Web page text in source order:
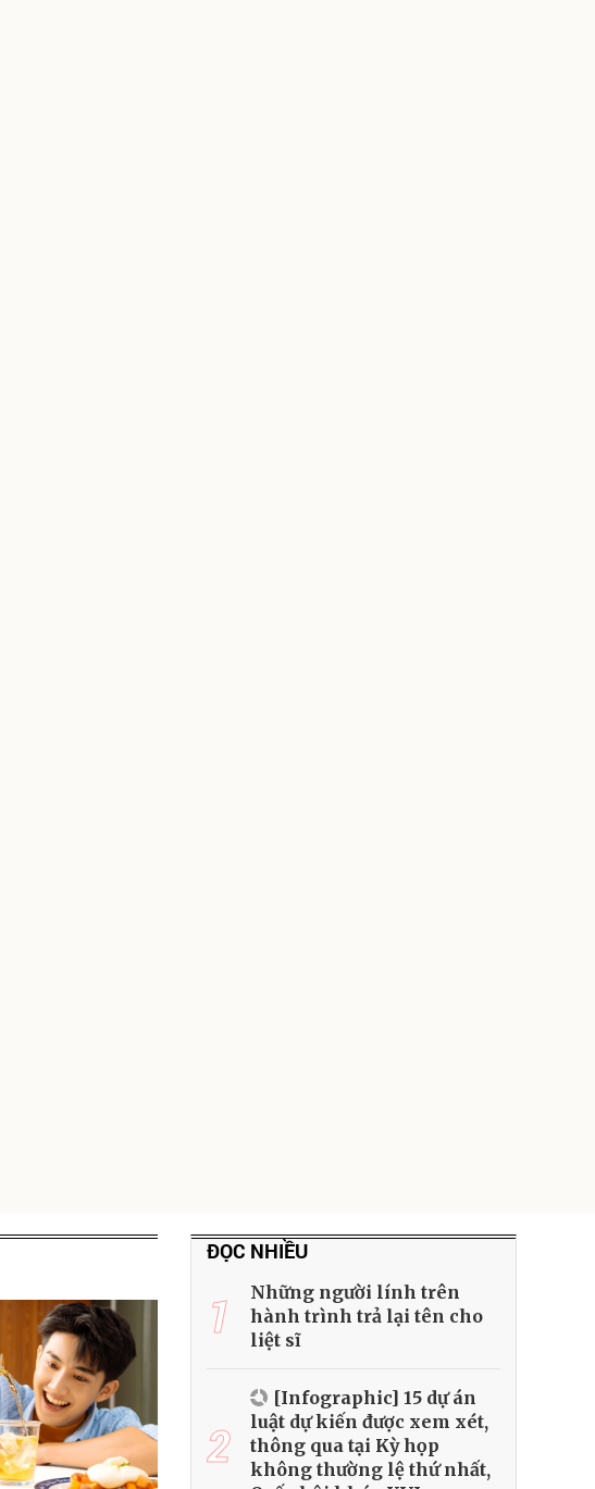
ĐỌC NHIỀU
1
Những người lính trên
hành trình trả lại tên cho
liệt sĩ
2
[Infographic] 15 dự án
luật dự kiến được xem xét,
thông qua tại Kỳ họp
không thường lệ thứ nhất,